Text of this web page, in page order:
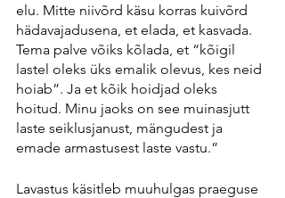
elu. Mitte niivõrd käsu korras kuivõrd
hädavajadusena, et elada, et kasvada.
Tema palve võiks kõlada, et “kõigil
lastel oleks üks emalik olevus, kes neid
hoiab”. Ja et kõik hoidjad oleks
hoitud. Minu jaoks on see muinasjutt
laste seiklusjanust, mängudest ja
emade armastusest laste vastu.”
Lavastus käsitleb muuhulgas praeguse